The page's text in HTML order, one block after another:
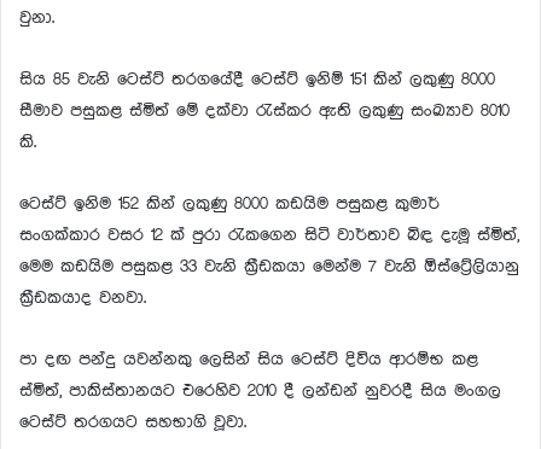
වුනා.
සිය 85 වැනි ටෙස්ට් තරගයේදී ටෙස්ට් ඉනිම් 151 කින් ලකුණු 8000
සීමාව පසුකළ ස්මිත් මේ දක්වා රැස්කර ඇති ලකුණු සංඛ්‍යාව 8010
කි.
ටෙස්ට් ඉනිම 152 කින් ලකුණු 8000 කඩයිම පසුකළ කුමාර්
සංගක්කාර වසර 12 ක් පුරා රැකගෙන සිටි වාර්තාව බිඳ දැමූ ස්මිත්,
මෙම කඩයිම පසුකළ 33 වැනි ක්‍රීඩකයා මෙන්ම 7 වැනි ඕස්ට්‍රේලියානු
ක්‍රීඩකයාද වනවා.
පා දඟ පන්දු යවන්නකු ලෙසින් සිය ටෙස්ට් දිවිය ආරම්භ කළ
ස්මිත්, පාකිස්තානයට එරෙහිව 2010 දී ලන්ඩන් නුවරදී සිය මංගල
ටෙස්ට් තරගයට සහභාගි වූවා.